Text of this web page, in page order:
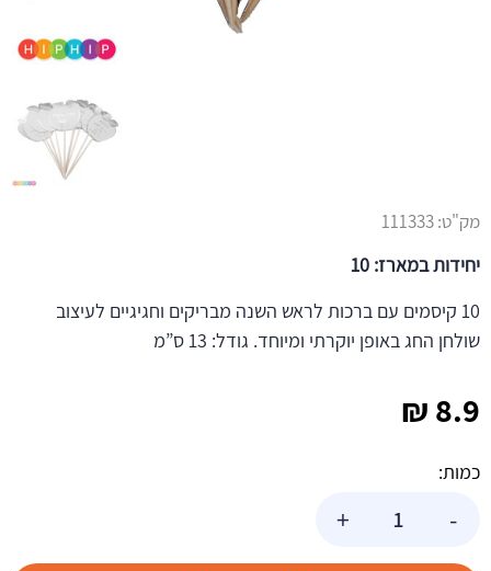
8.9
₪
כמות:
-
+
מק"ט:111333
יחידות במארז: 10
10 קיסמים עם ברכות לראש השנה מבריקים וחגיגיים לעיצוב
שולחן החג באופן יוקרתי ומיוחד. גודל: 13 ס”מ